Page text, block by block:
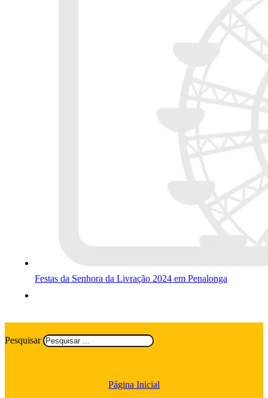
Festas da Senhora da Livração 2024 em Penalonga
Pesquisar
Página Inicial